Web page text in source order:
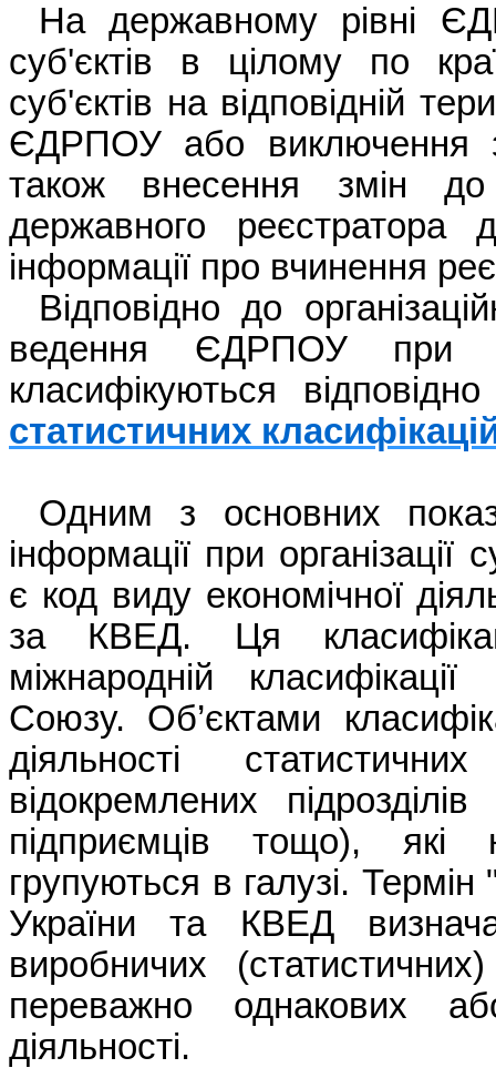
На державному рівні
суб'єктів в ціломупо
суб'єктів на відповідній
ЄДРПОУ або виключення
також
внесення змін
державного реєстратора
інформації про вчинення
Відповідно до
ведення ЄДРПОУ
класифікуються
відповідно
статистичних
Одним з основних
інформації при організації
є код виду економічної
за КВЕД. Ця
міжнародній
класифікації
Союзу. Об’єктами
діяльності
статистичних
відокремлених
підрозділів
підприємців
тощо), які
групуються в галузі. Термін
України та КВЕД
виробничих (статистичних
переважно
однакових
діяльності.